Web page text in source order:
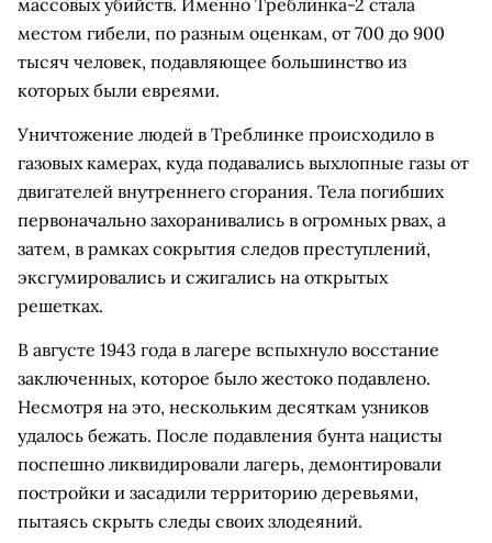
массовых убийств. Именно Треблинка-2 стала
местом гибели, по разным оценкам, от 700 до 900
тысяч человек, подавляющее большинство из
которых были евреями.
Уничтожение людей в Треблинке происходило в
газовых камерах, куда подавались выхлопные газы от
двигателей внутреннего сгорания. Тела погибших
первоначально захоранивались в огромных рвах, а
затем, в рамках сокрытия следов преступлений,
эксгумировались и сжигались на открытых
решетках.
В августе 1943 года в лагере вспыхнуло восстание
заключенных, которое было жестоко подавлено.
Несмотря на это, нескольким десяткам узников
удалось бежать. После подавления бунта нацисты
поспешно ликвидировали лагерь, демонтировали
постройки и засадили территорию деревьями,
пытаясь скрыть следы своих злодеяний.